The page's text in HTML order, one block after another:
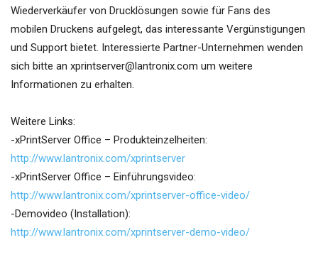
Wiederverkäufer von Drucklösungen sowie für Fans des
mobilen Druckens aufgelegt, das interessante Vergünstigungen
und Support bietet. Interessierte Partner-Unternehmen wenden
sich bitte an xprintserver@lantronix.com um weitere
Informationen zu erhalten.
Weitere Links:
-xPrintServer Office – Produkteinzelheiten:
http://www.lantronix.com/xprintserver
-xPrintServer Office – Einführungsvideo:
http://www.lantronix.com/xprintserver-office-video/
-Demovideo (Installation):
http://www.lantronix.com/xprintserver-demo-video/